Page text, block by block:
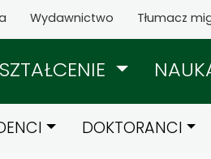
Wydawnictwo Tłumacz
DOKTORANCI